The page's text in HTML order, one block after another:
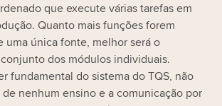
que execute várias tarefas em
Quanto mais funções forem
uma única fonte, melhor será o
dos módulos individuais.
fundamental do sistema do TQS, não
nenhum ensino e a comunicação por